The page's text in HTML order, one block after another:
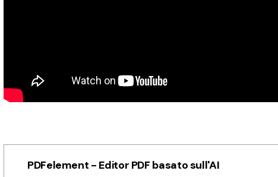
PDFelement - Editor PDF basato sull'AI